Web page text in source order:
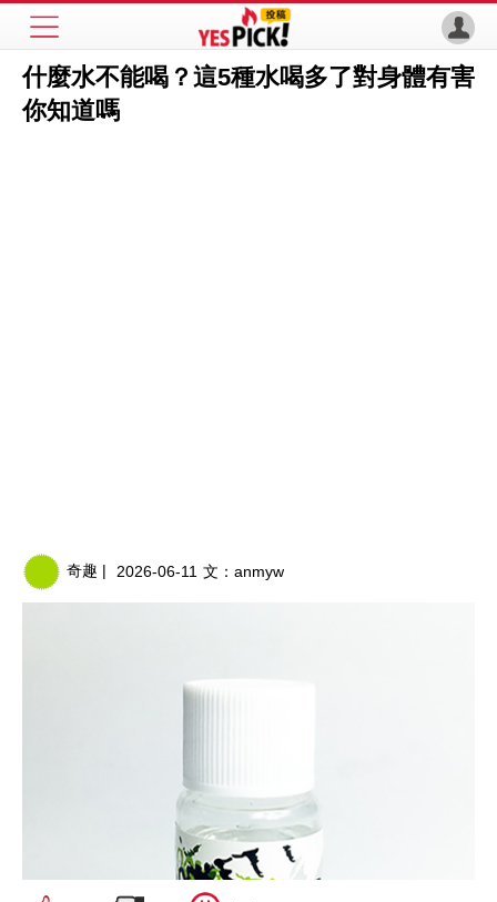
什麼水不能喝？這5種水喝多了對身體有害
你知道嗎
奇趣 | 2026-06-11 文： anmyw